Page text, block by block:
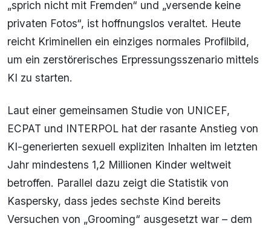
„sprich nicht mit Fremden“ und „versende keine
privaten Fotos“, ist hoffnungslos veraltet. Heute
reicht Kriminellen ein einziges normales Profilbild,
um ein zerstörerisches Erpressungsszenario mittels
KI zu starten.
Laut einer gemeinsamen Studie von UNICEF,
ECPAT und INTERPOL hat der rasante Anstieg von
KI-generierten sexuell expliziten Inhalten im letzten
Jahr mindestens 1,2 Millionen Kinder weltweit
betroffen. Parallel dazu zeigt die Statistik von
Kaspersky, dass jedes sechste Kind bereits
Versuchen von „Grooming“ ausgesetzt war – dem